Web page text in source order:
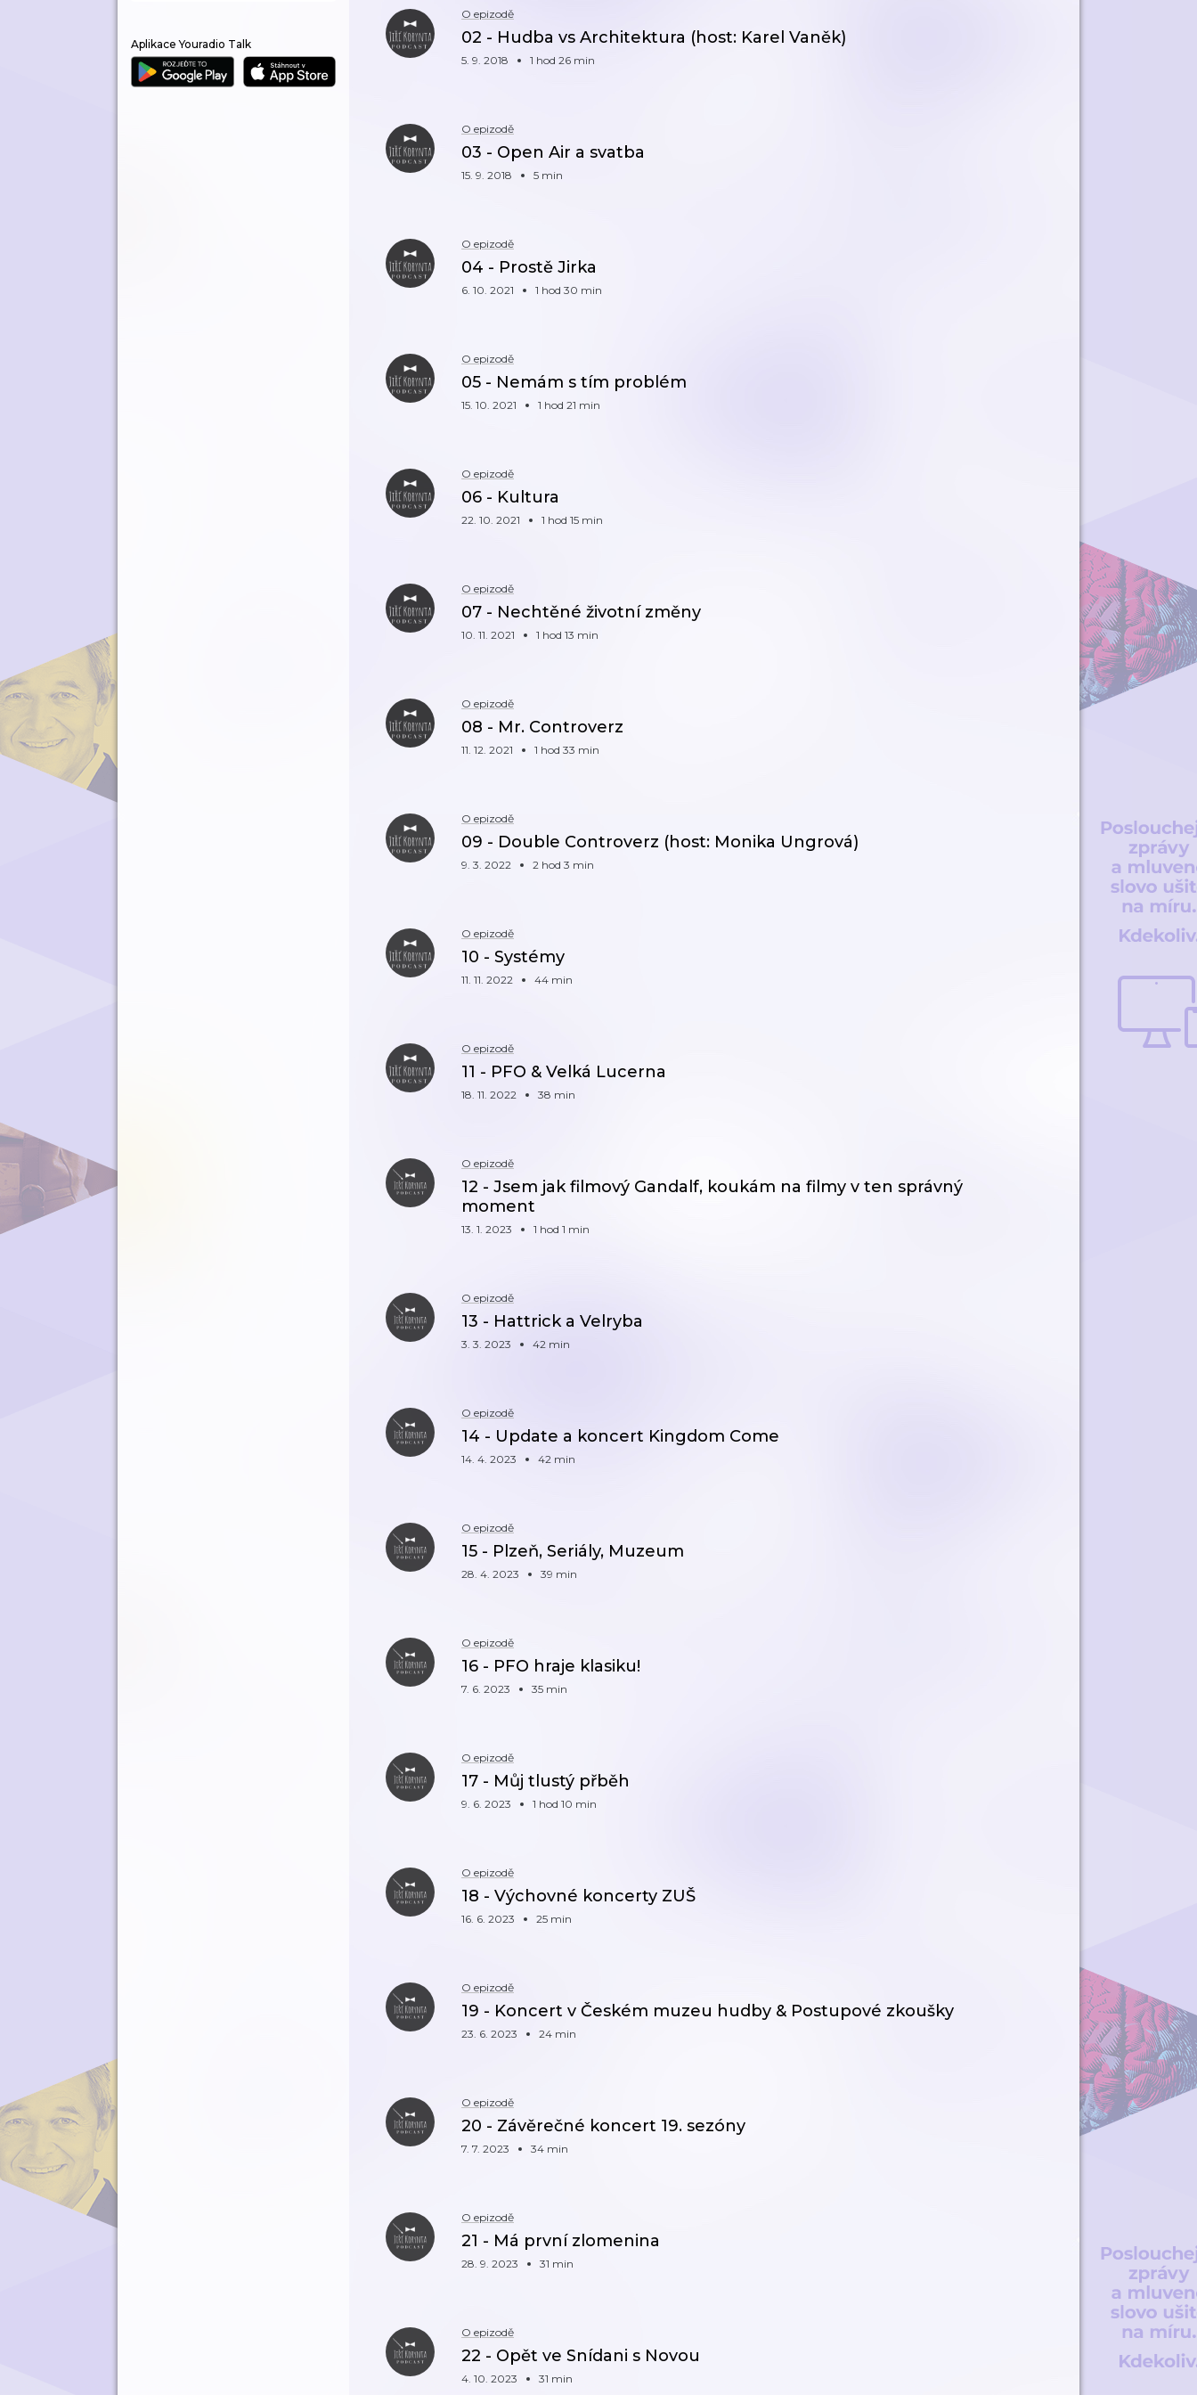
Aplikace Youradio Talk
O epizodě
02 - Hudba vs Architektura (host: Karel Vaněk)
5. 9. 2018 1 hod 26 min
O epizodě
03 - Open Air a svatba
15. 9. 2018 5 min
O epizodě
04 - Prostě Jirka
6. 10. 2021 1 hod 30 min
O epizodě
05 - Nemám s tím problém
15. 10. 2021 1 hod 21 min
O epizodě
06 - Kultura
22. 10. 2021 1 hod 15 min
O epizodě
07 - Nechtěné životní změny
10. 11. 2021 1 hod 13 min
O epizodě
08 - Mr. Controverz
11. 12. 2021 1 hod 33 min
O epizodě
09 - Double Controverz (host: Monika Ungrová)
9. 3. 2022 2 hod 3 min
O epizodě
10 - Systémy
11. 11. 2022 44 min
O epizodě
11 - PFO & Velká Lucerna
18. 11. 2022 38 min
O epizodě
12 - Jsem jak filmový Gandalf, koukám na filmy v ten správný
moment
13. 1. 2023 1 hod 1 min
O epizodě
13 - Hattrick a Velryba
3. 3. 2023 42 min
O epizodě
14 - Update a koncert Kingdom Come
14. 4. 2023 42 min
O epizodě
15 - Plzeň, Seriály, Muzeum
28. 4. 2023 39 min
O epizodě
16 - PFO hraje klasiku!
7. 6. 2023 35 min
O epizodě
17 - Můj tlustý přběh
9. 6. 2023 1 hod 10 min
O epizodě
18 - Výchovné koncerty ZUŠ
16. 6. 2023 25 min
O epizodě
19 - Koncert v Českém muzeu hudby & Postupové zkoušky
23. 6. 2023 24 min
O epizodě
20 - Závěrečné koncert 19. sezóny
7. 7. 2023 34 min
O epizodě
21 - Má první zlomenina
28. 9. 2023 31 min
O epizodě
22 - Opět ve Snídani s Novou
4. 10. 2023 31 min